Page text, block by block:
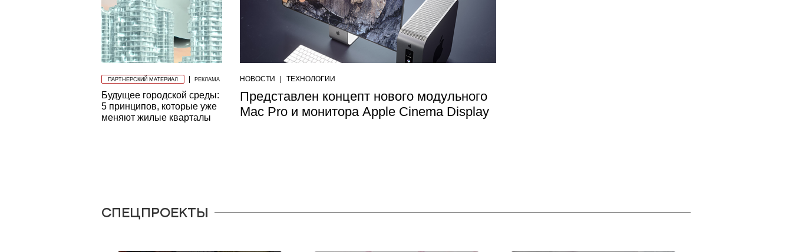
ПАРТНЕРСКИЙ МАТЕРИАЛ РЕКЛАМА
Будущее городской среды:
5 принципов, которые уже
меняют жилые кварталы
НОВОСТИ ТЕХНОЛОГИИ
Представлен концепт нового модульного
Mac Pro и монитора Apple Cinema Display
СПЕЦПРОЕКТЫ